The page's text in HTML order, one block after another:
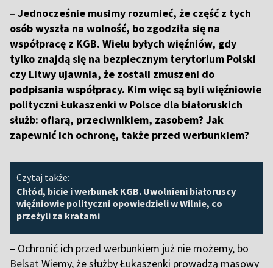
– Jednocześnie musimy rozumieć, że część z tych
osób wyszła na wolność, bo zgodziła się na
współpracę z KGB. Wielu byłych więźniów, gdy
tylko znajdą się na bezpiecznym terytorium Polski
czy Litwy ujawnia, że zostali zmuszeni do
podpisania współpracy. Kim więc są byli więźniowie
polityczni Łukaszenki w Polsce dla białoruskich
służb: ofiarą, przeciwnikiem, zasobem? Jak
zapewnić ich ochronę, także przed werbunkiem?
Czytaj także:
Chłód, bicie i werbunek KGB. Uwolnieni białoruscy
więźniowie polityczni opowiedzieli w Wilnie, co
przeżyli za kratami
– Ochronić ich przed werbunkiem już nie możemy, bo
BelsatWiemy, że służby Łukaszenki prowadzą masowy